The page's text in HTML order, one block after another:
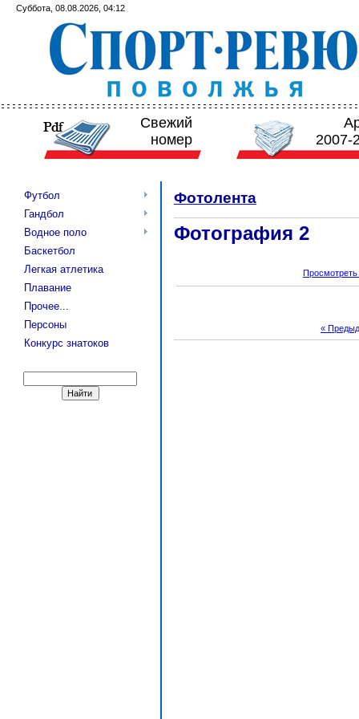
Суббота, 08.08.2026, 04:12
Свежий
номер
2007-
Футбол
Гандбол
Водное поло
Баскетбол
Легкая атлетика
Плавание
Прочее...
Персоны
Конкурс знатоков
Фотолента
Фотография 2
«